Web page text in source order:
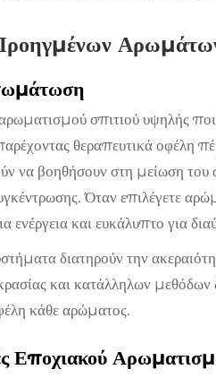
σπιτιού υψηλής
θεραπευτικά οφέλη
να βοηθήσουν στη μείωση του
Όταν επιλέγετε
ενέργεια και ευκάλυπτο για
διατηρούν την
και κατάλληλων μεθόδων
κάθε αρώματος.
Εποχιακού